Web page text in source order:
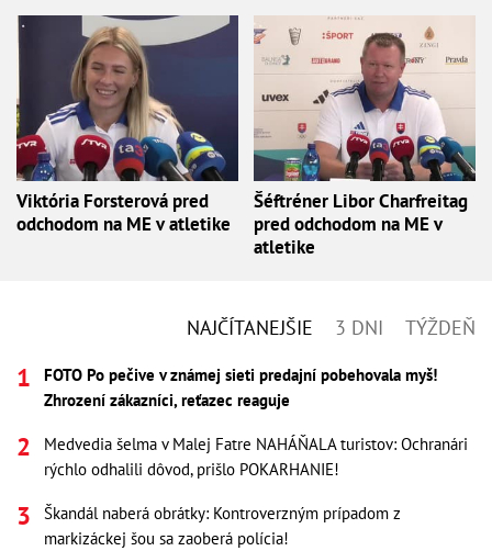
Viktória Forsterová pred
odchodom na ME v atletike
Šéftréner Libor Charfreitag
pred odchodom na ME v
atletike
NAJČÍTANEJŠIE 3 DNI TÝŽDEŇ
FOTO Po pečive v známej sieti predajní pobehovala myš!
Zhrození zákazníci, reťazec reaguje
Medvedia šelma v Malej Fatre NAHÁŇALA turistov: Ochranári
rýchlo odhalili dôvod, prišlo POKARHANIE!
Škandál naberá obrátky: Kontroverzným prípadom z
markizáckej šou sa zaoberá polícia!